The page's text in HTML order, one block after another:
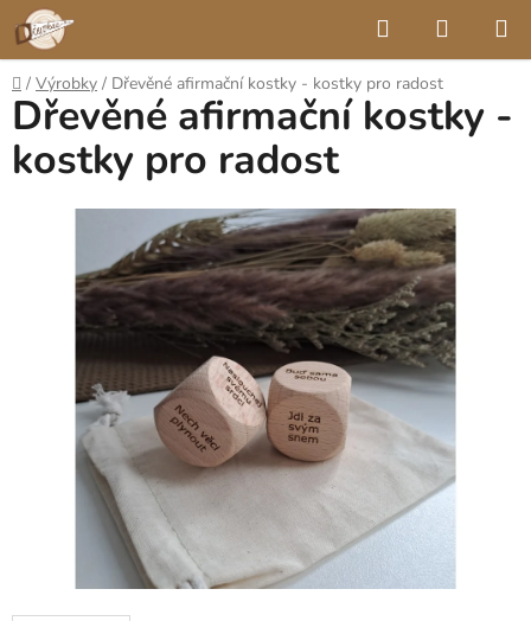
Přejít
na
obsah
Hledat
KOŠÍK
Domů
/ Výrobky / Dřevěné afirmační kostky - kostky pro radost
Dřevěné afirmační kostky -
kostky pro radost